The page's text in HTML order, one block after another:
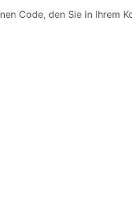
Code, den Sie in Ihrem